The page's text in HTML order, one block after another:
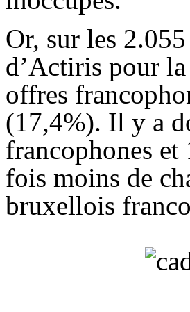
Or, sur les
d’Actiris pour
offres
(17,4%). Il y a
francophones
fois moins de
bruxellois